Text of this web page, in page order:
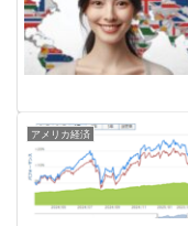
アメリカ経済